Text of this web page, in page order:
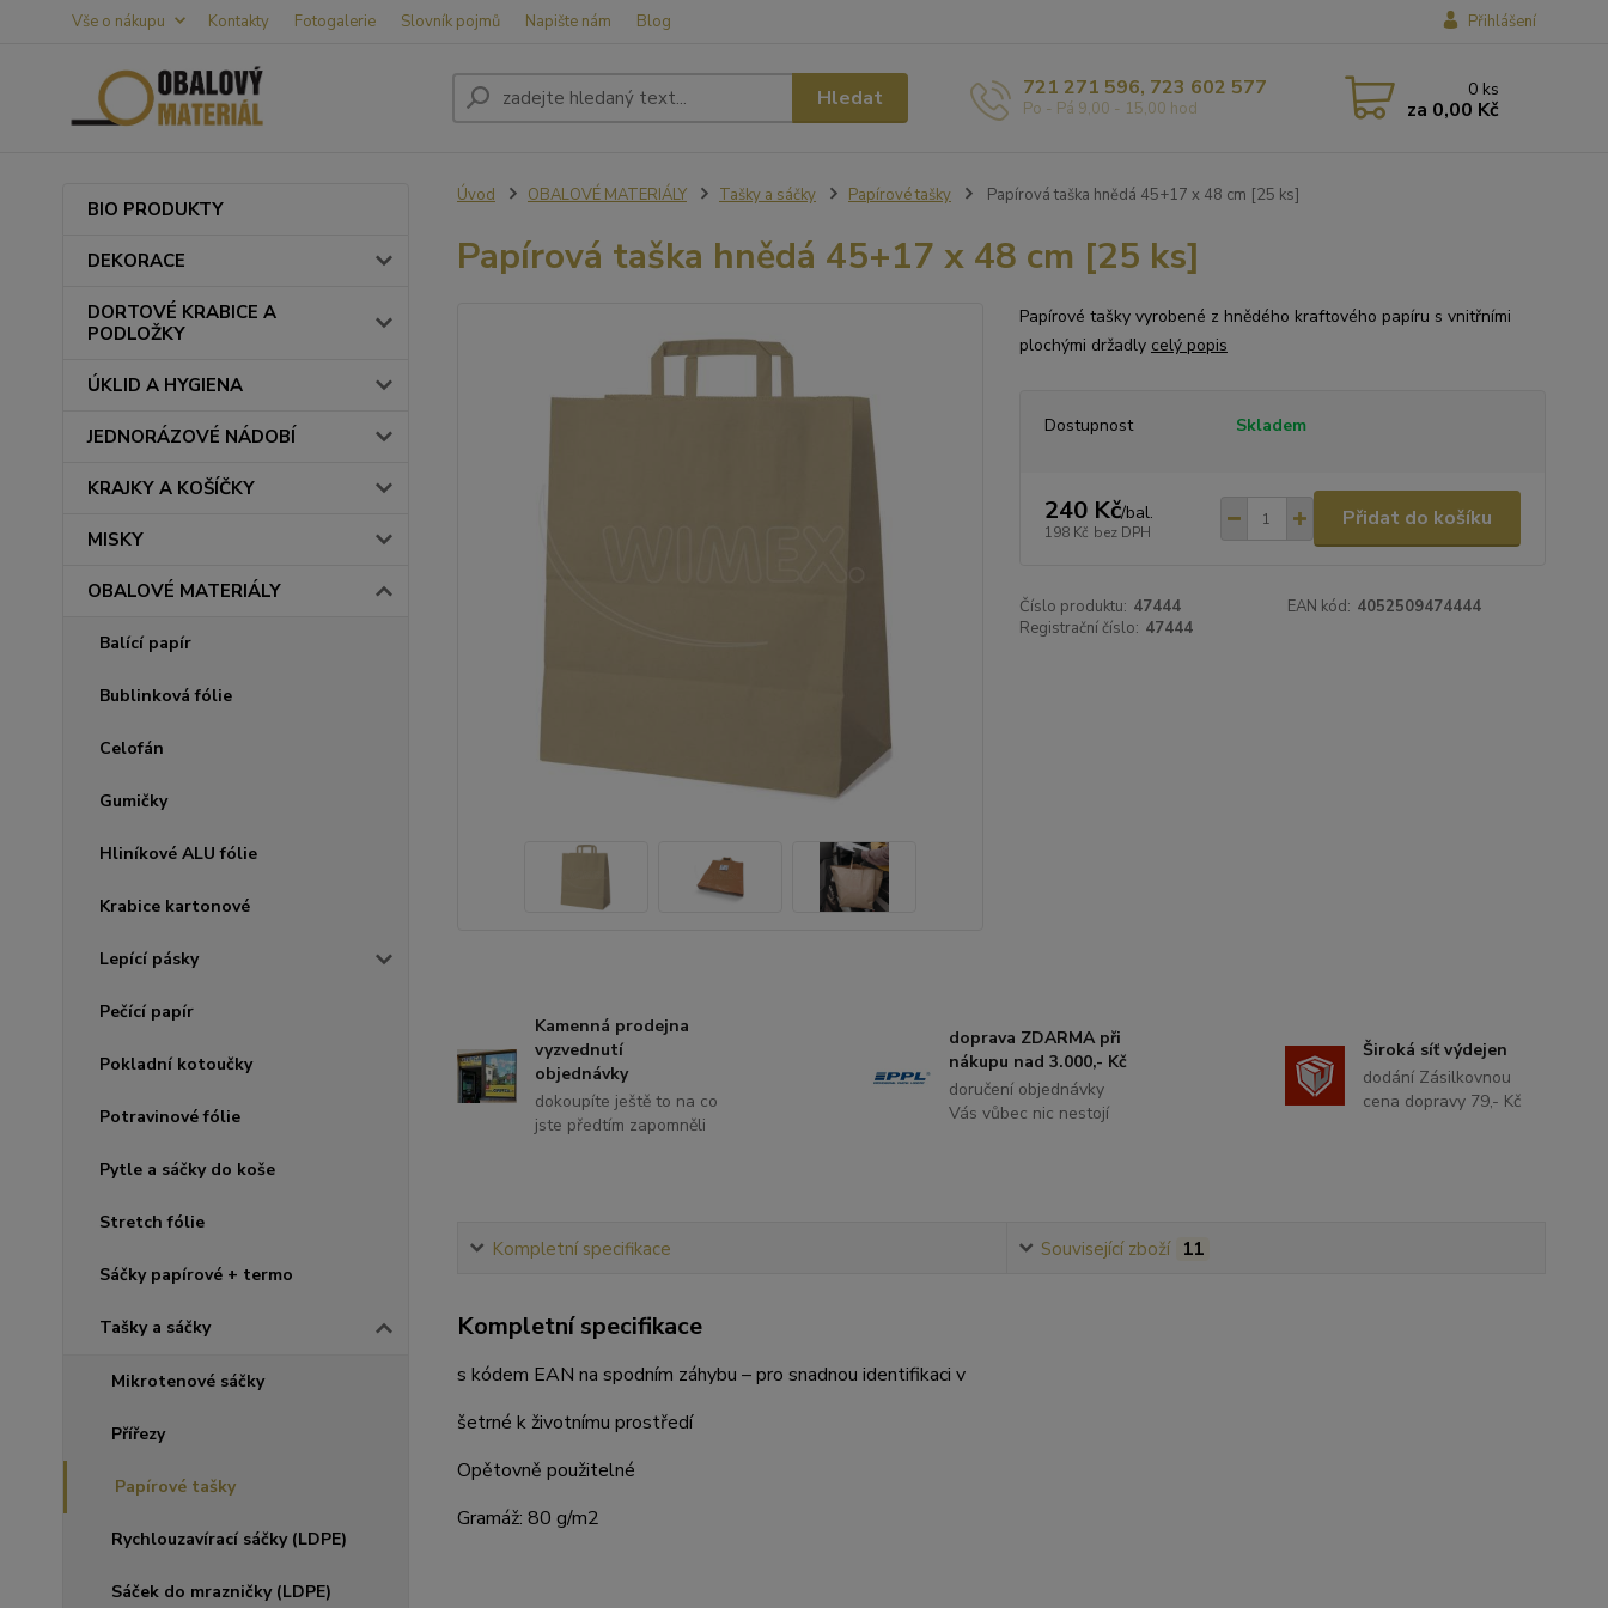
Vše o nákupu Kontakty Fotogalerie Slovník pojmů Napište nám Blog Přihlášení
Hledat 721 271 596, 723 602 577
Po - Pá 9,00 - 15,00 hod
0 ks
za 0,00 Kč
BIO PRODUKTY
DEKORACE
DORTOVÉ KRABICE A
PODLOŽKY
ÚKLID A HYGIENA
JEDNORÁZOVÉ NÁDOBÍ
KRAJKY A KOŠÍČKY
MISKY
OBALOVÉ MATERIÁLY
Balící papír
Bublinková fólie
Celofán
Gumičky
Hliníkové ALU fólie
Krabice kartonové
Lepící pásky
Pečící papír
Pokladní kotoučky
Potravinové fólie
Pytle a sáčky do koše
Stretch fólie
Sáčky papírové + termo
Tašky a sáčky
Mikrotenové sáčky
Přířezy
Papírové tašky
Rychlouzavírací sáčky (LDPE)
Sáček do mrazničky (LDPE)
Úvod OBALOVÉ MATERIÁLY Tašky a sáčky Papírové tašky Papírová taška hnědá 45+17 x 48 cm [25 ks]
Papírová taška hnědá 45+17 x 48 cm [25 ks]
Papírové tašky vyrobené z hnědého kraftového papíru s vnitřními
plochými držadly celý popis
Dostupnost Skladem
240 Kč/bal.
198 Kč bez DPH
Přidat do košíku
Číslo produktu: 47444 EAN kód: 4052509474444
Registrační číslo: 47444
Kamenná prodejna
vyzvednutí
objednávky
dokoupíte ještě to na co
jste předtím zapomněli
doprava ZDARMA při
nákupu nad 3.000,- Kč
doručení objednávky
Vás vůbec nic nestojí
Široká síť výdejen
dodání Zásilkovnou
cena dopravy 79,- Kč
Kompletní specifikace Související zboží 11
Kompletní specifikace
s kódem EAN na spodním záhybu – pro snadnou identifikaci v
šetrné k životnímu prostředí
Opětovně použitelné
Gramáž: 80 g/m2